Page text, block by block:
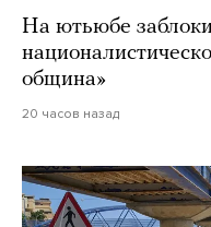
На ютьюбе
община»
20 часов назад